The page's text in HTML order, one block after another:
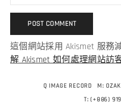
這個網站採用 Akismet 服務
解 Akismet 如何處理網站訪
Q IMAGE RECORD M:
T:(+886)